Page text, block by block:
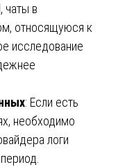
чаты в
относящуюся к
исследование
: Если есть
необходимо
логи